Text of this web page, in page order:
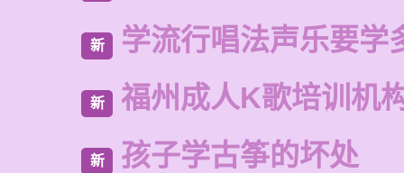
新 学流行唱法声乐要学
新 福州成人K歌培训机
新 孩子学古筝的坏处